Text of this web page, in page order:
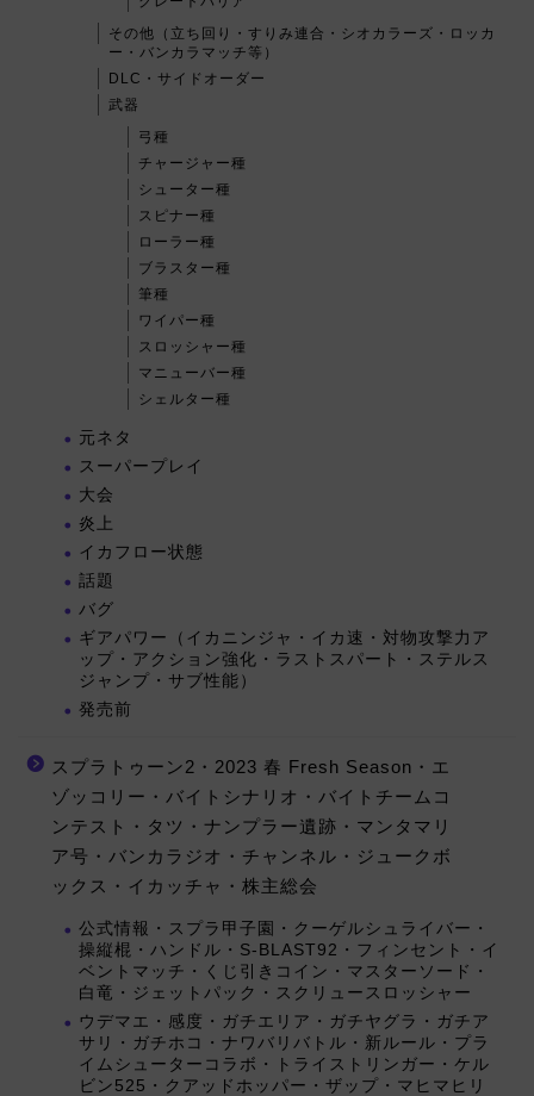
その他（立ち回り・すりみ連合・シオカラーズ・ロッカ
ー・バンカラマッチ等）
DLC・サイドオーダー
武器
弓種
チャージャー種
シューター種
スピナー種
ローラー種
ブラスター種
筆種
ワイパー種
スロッシャー種
マニューバー種
シェルター種
元ネタ
スーパープレイ
大会
炎上
イカフロー状態
話題
バグ
ギアパワー（イカニンジャ・イカ速・対物攻撃力ア
ップ・アクション強化・ラストスパート・ステルス
ジャンプ・サブ性能）
発売前
スプラトゥーン2・2023 春 Fresh Season・エ
ゾッコリー・バイトシナリオ・バイトチームコ
ンテスト・タツ・ナンプラー遺跡・マンタマリ
ア号・バンカラジオ・チャンネル・ジュークボ
ックス・イカッチャ・株主総会
公式情報・スプラ甲子園・クーゲルシュライバー・
操縦棍・ハンドル・S-BLAST92・フィンセント・イ
ベントマッチ・くじ引きコイン・マスターソード・
白竜・ジェットパック・スクリュースロッシャー
ウデマエ・感度・ガチエリア・ガチヤグラ・ガチア
サリ・ガチホコ・ナワバリバトル・新ルール・プラ
イムシューターコラボ・トライストリンガー・ケル
ビン525・クアッドホッパー・ザップ・マヒマヒリ